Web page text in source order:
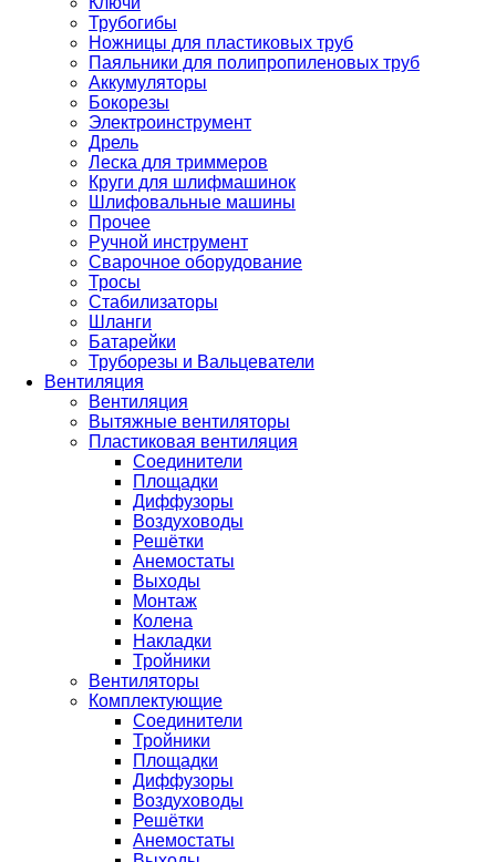
Трубогибы
Ножницы для пластиковых труб
Паяльники для полипропиленовых труб
Аккумуляторы
Бокорезы
Электроинструмент
Дрель
Леска для триммеров
Круги для шлифмашинок
Шлифовальные машины
Прочее
Ручной инструмент
Сварочное оборудование
Тросы
Стабилизаторы
Шланги
Батарейки
Труборезы и Вальцеватели
Вентиляция
Вентиляция
Вытяжные вентиляторы
Пластиковая вентиляция
Соединители
Площадки
Диффузоры
Воздуховоды
Решётки
Анемостаты
Выходы
Монтаж
Колена
Накладки
Тройники
Вентиляторы
Комплектующие
Соединители
Тройники
Площадки
Диффузоры
Воздуховоды
Решётки
Анемостаты